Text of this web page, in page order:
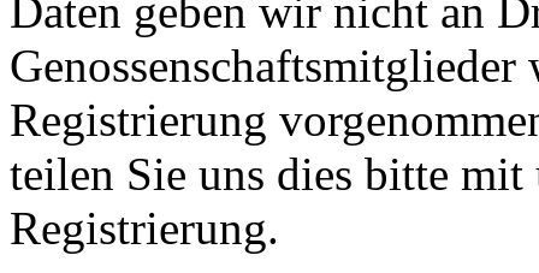
Daten geben wir nicht an
Registrierung
teilen Sie uns dies bitte
Registrierung.